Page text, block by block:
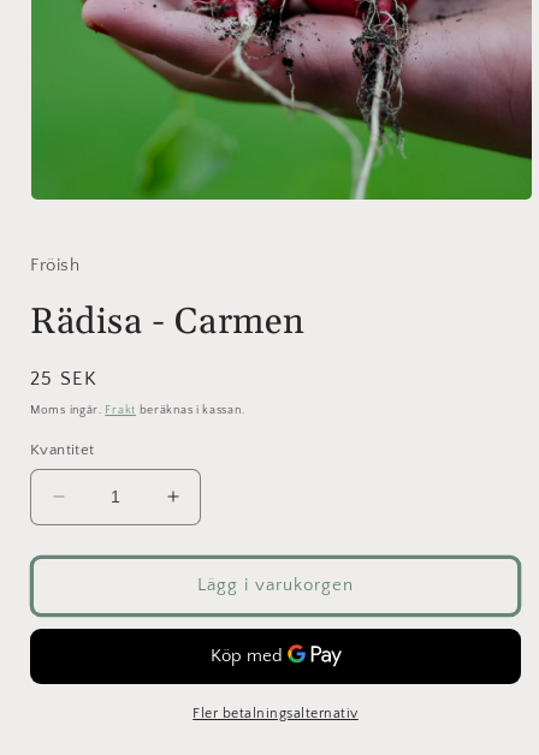
iFröish
Rädisa - Carmen
Ordinarie
pris
25 SEK
Moms ingår. Frakt beräknas i kassan.
Kvantitet
Minska
kvantitet
för
-
Carmen
Öka
kvantitet
för
Rädisa
-
Carmen
Lägg i varukorgen
Fler betalningsalternativ